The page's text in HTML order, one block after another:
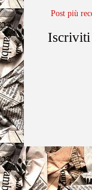
Post più
Iscriviti